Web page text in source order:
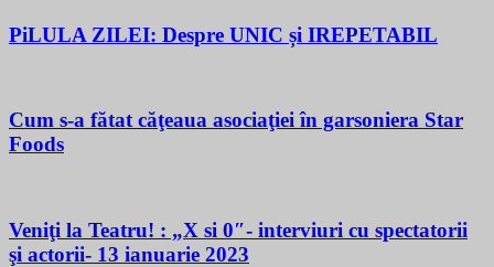
PiLULA ZILEI: Despre UNIC și IREPETABIL
Cum s-a fătat căţeaua asociaţiei în garsoniera Star
Foods
Veniţi la Teatru! : „X si 0″- interviuri cu spectatorii
şi actorii- 13 ianuarie 2023